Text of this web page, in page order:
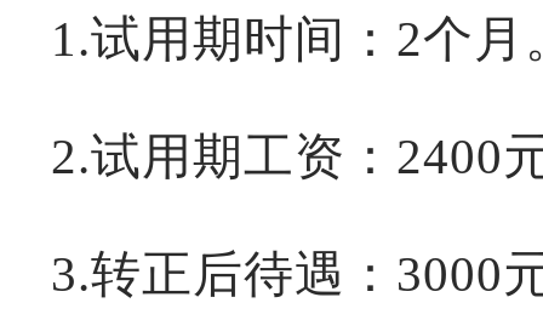
1.试用期时间：2个月
2.试用期工资： 2400
3.转正后待遇：3000